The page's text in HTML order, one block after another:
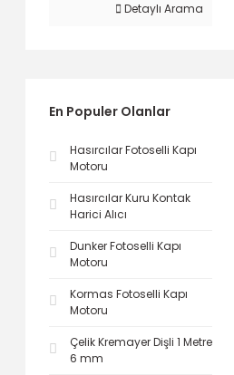
Detaylı Arama
En Populer Olanlar
Hasırcılar Fotoselli Kapı
Motoru
Hasırcılar Kuru Kontak
Harici Alıcı
Dunker Fotoselli Kapı
Motoru
Kormas Fotoselli Kapı
Motoru
Çelik Kremayer Dişli 1 Metre
6 mm